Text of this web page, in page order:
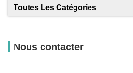
Toutes Les Catégories
Nous contacter